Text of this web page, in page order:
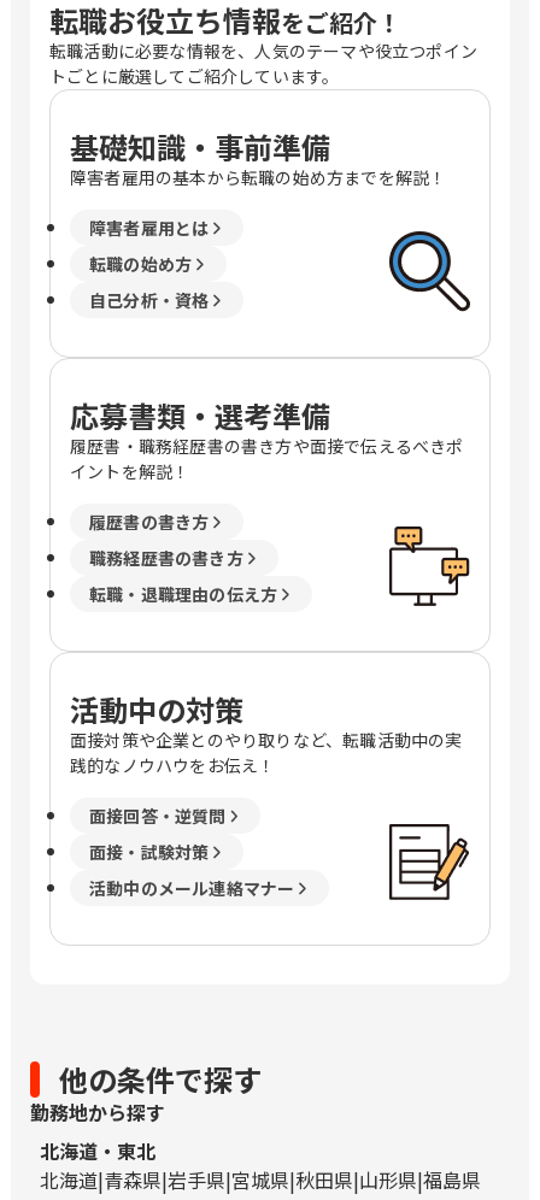
転職お役立ち情報をご紹介！
転職活動に必要な情報を、人気のテーマや役立つポイン
トごとに厳選してご紹介しています。
基礎知識・事前準備
障害者雇用の基本から転職の始め方までを解説！
障害者雇用とは
転職の始め方
自己分析・資格
応募書類・選考準備
履歴書・職務経歴書の書き方や面接で伝えるべきポ
イントを解説！
履歴書の書き方
職務経歴書の書き方
転職・退職理由の伝え方
活動中の対策
面接対策や企業とのやり取りなど、転職活動中の実
践的なノウハウをお伝え！
面接回答・逆質問
面接・試験対策
活動中のメール連絡マナー
他の条件で探す
勤務地から探す
北海道・東北
北海道 青森県 岩手県 宮城県 秋田県 山形県 福島県